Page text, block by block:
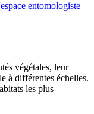
entomologiste
végétales, leur
à différentes échelles.
les plus